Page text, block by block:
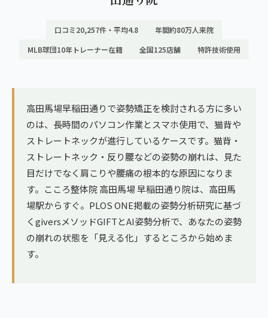
広島エリア（4院）
九州
鹿児島エリア（3院）
→ エリア一覧（全11エリア）
口コミ20,257件・平均4.8
年間約80万人来院
MLB球団10年トレーナー在籍
全国125店舗 特許技術使用
高田馬場早稲田通りで姿勢矯正を検討される方に多い
のは、長時間のパソコン作業とスマホ使用で、猫背や
ストレートネックが進行しているケースです。猫背・
ストレートネック・反り腰などの姿勢の崩れは、見た
目だけでなく肩こりや腰痛の根本的な原因になりま
す。こころ整体院 高田馬場 早稲田通り院は、高田馬
場駅からすぐ。PLOS ONE掲載の姿勢分析研究に基づ
くgiversメソッドGIFTとAI姿勢分析で、あなたの姿勢
の崩れの状態を「見える化」するところから始めま
す。